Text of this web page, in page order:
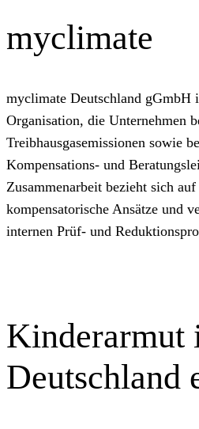
myclimate
myclimate Deutschland gGmbH
Organisation, die Unternehmen
Treibhausgasemissionen sowie
Kompensations‑ und
Zusammenarbeit bezieht sich auf
kompensatorische Ansätze und
internen Prüf‑ und
Kinderarmut
Deutschland